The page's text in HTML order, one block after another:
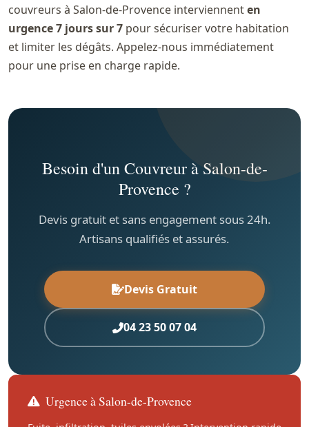
couvreurs à Salon-de-Provence interviennenten
urgence 7 jours sur 7 pour sécuriser votre habitation
et limiter les dégâts. Appelez-nous immédiatement
pour une prise en charge rapide.
Besoin d'un Couvreur à Salon-de-
Provence ?
Devis gratuit et sans engagement sous 24h.
Artisans qualifiés et assurés.
Devis Gratuit
04 23 50 07 04
Urgence à Salon-de-Provence